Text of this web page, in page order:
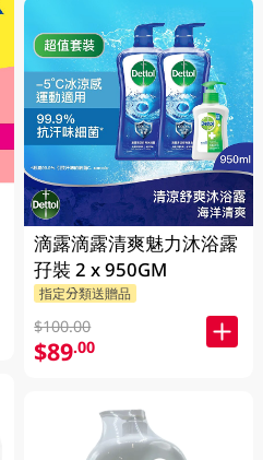
滴露滴露清爽魅力沐浴露
孖裝 2 x 950GM
指定分類送贈品
$100.00
$89.00